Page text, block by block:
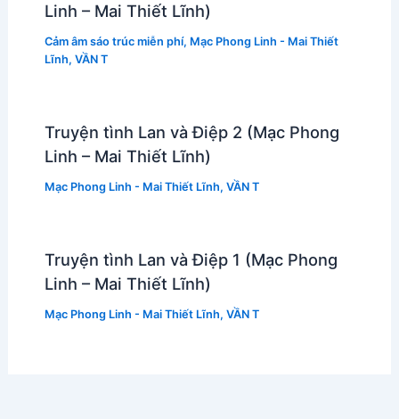
Linh – Mai Thiết Lĩnh)
Cảm âm sáo trúc miễn phí, Mạc Phong Linh - Mai Thiết
Lĩnh, VẦN T
Truyện tình Lan và Điệp 2 (Mạc Phong
Linh – Mai Thiết Lĩnh)
Mạc Phong Linh - Mai Thiết Lĩnh, VẦN T
Truyện tình Lan và Điệp 1 (Mạc Phong
Linh – Mai Thiết Lĩnh)
Mạc Phong Linh - Mai Thiết Lĩnh, VẦN T